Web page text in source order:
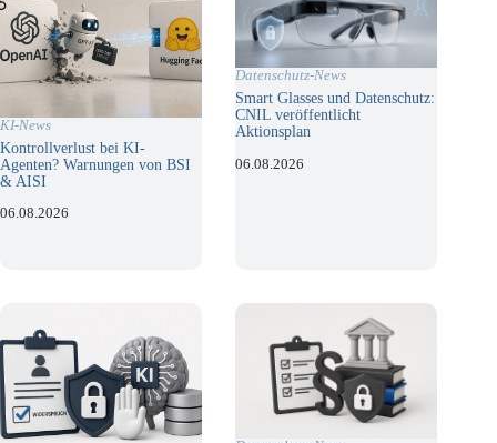
KI-News
Kontrollverlust bei KI-
Agenten? Warnungen von BSI
& AISI
06.08.2026
Datenschutz-News
Smart Glasses und Datenschutz:
CNIL veröffentlicht
Aktionsplan
06.08.2026